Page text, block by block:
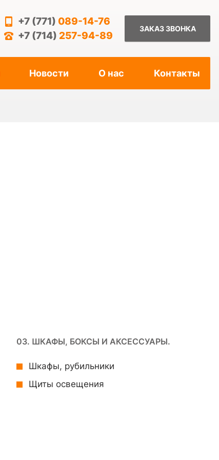
+7 (771) 089-14-76
+7 (714) 257-94-89
ЗАКАЗ ЗВОНКА
Новости О нас Контакты
03. ШКАФЫ, БОКСЫ И АКСЕССУАРЫ.
Шкафы, рубильники
Щиты освещения